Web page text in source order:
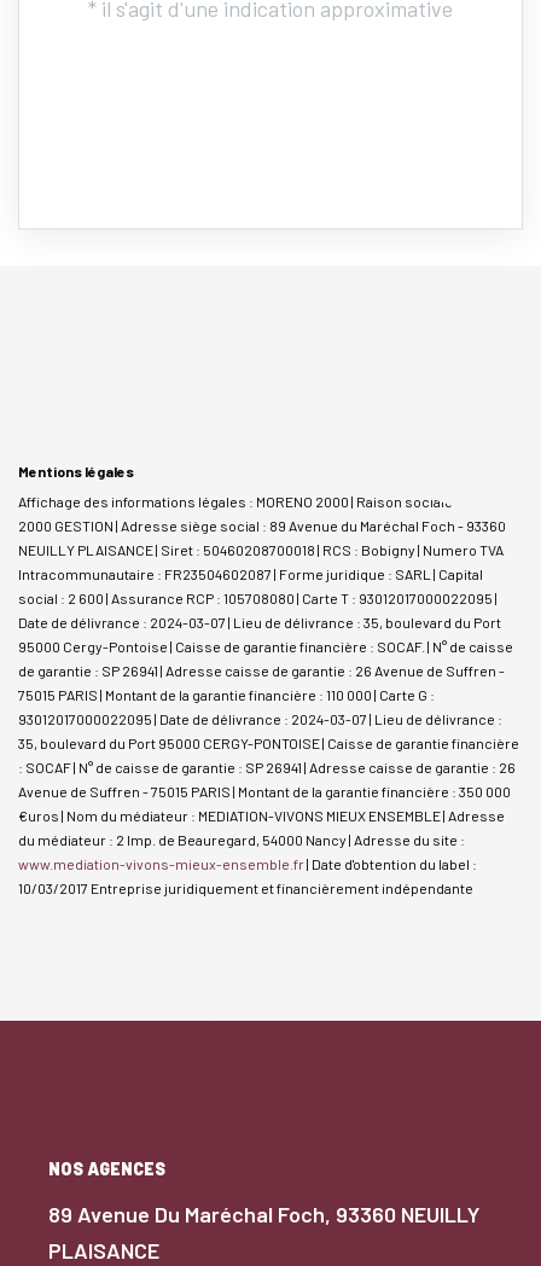
Mentions légales
Affichage des informations légales : MORENO 2000 | Raison sociale : MORENO
2000 GESTION | Adresse siège social : 89 Avenue du Maréchal Foch - 93360
NEUILLY PLAISANCE | Siret : 50460208700018 | RCS : Bobigny | Numero TVA
Intracommunautaire : FR23504602087 | Forme juridique : SARL | Capital
social : 2 600 | Assurance RCP : 105708080 | Carte T : 93012017000022095 |
Date de délivrance : 2024-03-07 | Lieu de délivrance : 35, boulevard du Port
95000 Cergy-Pontoise | Caisse de garantie financière : SOCAF. | N° de caisse
de garantie : SP 26941 | Adresse caisse de garantie : 26 Avenue de Suffren -
75015 PARIS | Montant de la garantie financière : 110 000 | Carte G :
93012017000022095 | Date de délivrance : 2024-03-07 | Lieu de délivrance :
35, boulevard du Port 95000 CERGY-PONTOISE | Caisse de garantie financière
: SOCAF | N° de caisse de garantie : SP 26941 | Adresse caisse de garantie : 26
Avenue de Suffren - 75015 PARIS | Montant de la garantie financière : 350 000
€uros | Nom du médiateur : MEDIATION-VIVONS MIEUX ENSEMBLE | Adresse
du médiateur : 2 Imp. de Beauregard, 54000 Nancy | Adresse du site :
www.mediation-vivons-mieux-ensemble.fr| Date d'obtention du label :
10/03/2017 Entreprise juridiquement et financièrement indépendante
NOS AGENCES
89 Avenue Du Maréchal Foch, 93360 NEUILLY
PLAISANCE